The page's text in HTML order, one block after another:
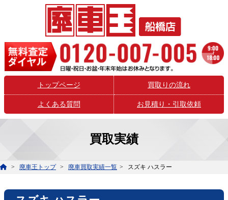
トップページ 買取りの流れ
よくある質問 お見積り・引取依頼
買取実績
廃車王トップ 廃車買取実績一覧 スズキ ハスラー